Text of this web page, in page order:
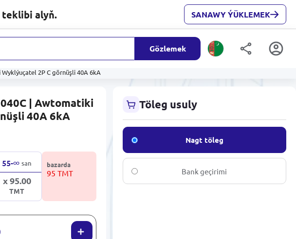
teklibi alyň. SANAWY ÝÜKLEMEK
Gözlemek
2P C görnüşli 40A 6kA
| Awtomatiki
40A 6kA
55-∞ san
x 95.00
TMT
bazarda
95 TMT
Töleg usuly
Nagt töleg
Bank geçirimi